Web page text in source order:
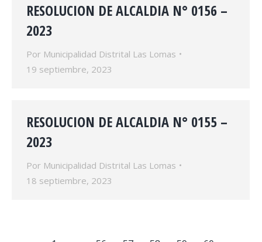
RESOLUCION DE ALCALDIA N° 0156 –
2023
Por Municipalidad Distrital Las Lomas
19 septiembre, 2023
RESOLUCION DE ALCALDIA N° 0155 –
2023
Por Municipalidad Distrital Las Lomas
18 septiembre, 2023